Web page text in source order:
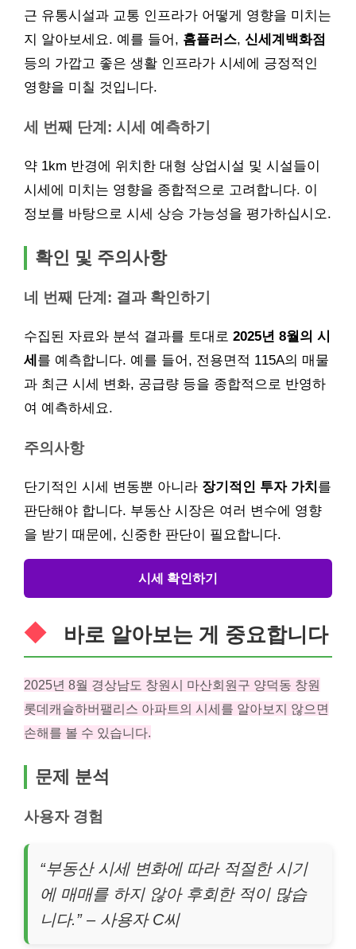
근 유통시설과 교통 인프라가 어떻게 영향을 미치는
지 알아보세요. 예를 들어, 홈플러스, 신세계백화점
등의 가깝고 좋은 생활 인프라가 시세에 긍정적인
영향을 미칠 것입니다.
세 번째 단계: 시세 예측하기
약 1km 반경에 위치한 대형 상업시설 및 시설들이
시세에 미치는 영향을 종합적으로 고려합니다. 이
정보를 바탕으로 시세 상승 가능성을 평가하십시오.
확인 및 주의사항
네 번째 단계: 결과 확인하기
수집된 자료와 분석 결과를 토대로 2025년 8월의 시
세 를 예측합니다. 예를 들어, 전용면적 115A의 매물
과 최근 시세 변화, 공급량 등을 종합적으로 반영하
여 예측하세요.
주의사항
단기적인 시세 변동뿐 아니라 장기적인 투자 가치 를
판단해야 합니다. 부동산 시장은 여러 변수에 영향
을 받기 때문에, 신중한 판단이 필요합니다.
시세 확인하기
바로 알아보는 게 중요합니다
2025년 8월 경상남도 창원시 마산회원구 양덕동 창원
롯데캐슬하버팰리스 아파트의 시세를 알아보지 않으면
손해를 볼 수 있습니다.
문제 분석
사용자 경험
“부동산 시세 변화에 따라 적절한 시기
에 매매를 하지 않아 후회한 적이 많습
니다.” – 사용자 C씨